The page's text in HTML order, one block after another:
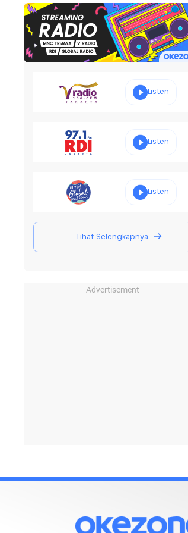
Listen
Listen
Listen
Lihat Selengkapnya
Advertisement